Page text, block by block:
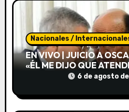
a
s
Nacionales /
EN VIVO | JUICIO A
«ÉL ME DIJO QUE
PERSONAS DEL OTRO
6 de agosto